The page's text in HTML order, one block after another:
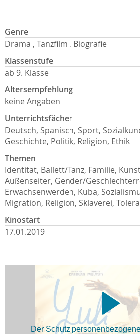
Genre
Drama , Tanzfilm , Biografie
Klassenstufe
ab 9. Klasse
Altersempfehlung
keine Angaben
Unterrichtsfächer
Deutsch, Spanisch, Sport,
Geschichte, Politik, Religion, Ethik
Themen
Identität, Ballett/Tanz, Familie,
Außenseiter, Gender/
Erwachsenwerden, Kuba,
Migration, Religion, Sklaverei,
Kinostart
17.01.2019
Der Schutz